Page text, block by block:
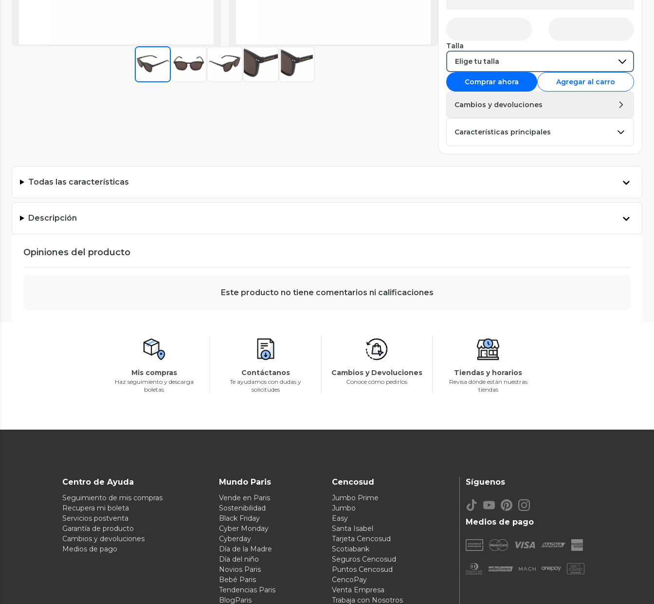
Talla
Comprar ahora Agregar al carro
Cambios y devoluciones
Características principales
Todas las características
Descripción
Opiniones del producto
Este producto no tiene comentarios ni calificaciones
Mis compras
Haz seguimiento y descarga
boletas
Contáctanos
Te ayudamos con dudas y
solicitudes
Cambios y Devoluciones
Conoce cómo pedirlos
Tiendas y horarios
Revisa dónde están nuestras
tiendas
Centro de Ayuda
Seguimiento de mis compras
Recupera mi boleta
Servicios postventa
Garantía de producto
Cambios y devoluciones
Medios de pago
Mundo Paris
Vende en Paris
Sostenibilidad
Black Friday
Cyber Monday
Cyberday
Día de la Madre
Día del niño
Novios Paris
Bebé Paris
Tendencias Paris
BlogParis
Cencosud
Jumbo Prime
Jumbo
Easy
Santa Isabel
Tarjeta Cencosud
Scotiabank
Seguros Cencosud
Puntos Cencosud
CencoPay
Venta Empresa
Trabaja con Nosotros
Medios de pago
Síguenos